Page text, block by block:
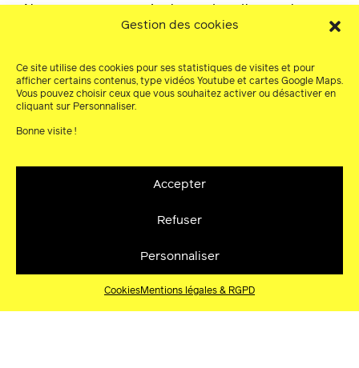
Gestion des cookies
Ce site utilise des cookies pour ses statistiques de visites et pour
afficher certains contenus, type vidéos Youtube et cartes Google Maps.
Vous pouvez choisir ceux que vous souhaitez activer ou désactiver en
cliquant sur Personnaliser.
Bonne visite !
Accepter
Refuser
Personnaliser
CookiesMentions légales & RGPD
dans une ère de confrontation idéologique, entre
Alors que des personnalités ultraconservatrices
comme Pierre-Edouard Stérin ou Vincent Bolloré
investissent dans la culture pour prêcher […]